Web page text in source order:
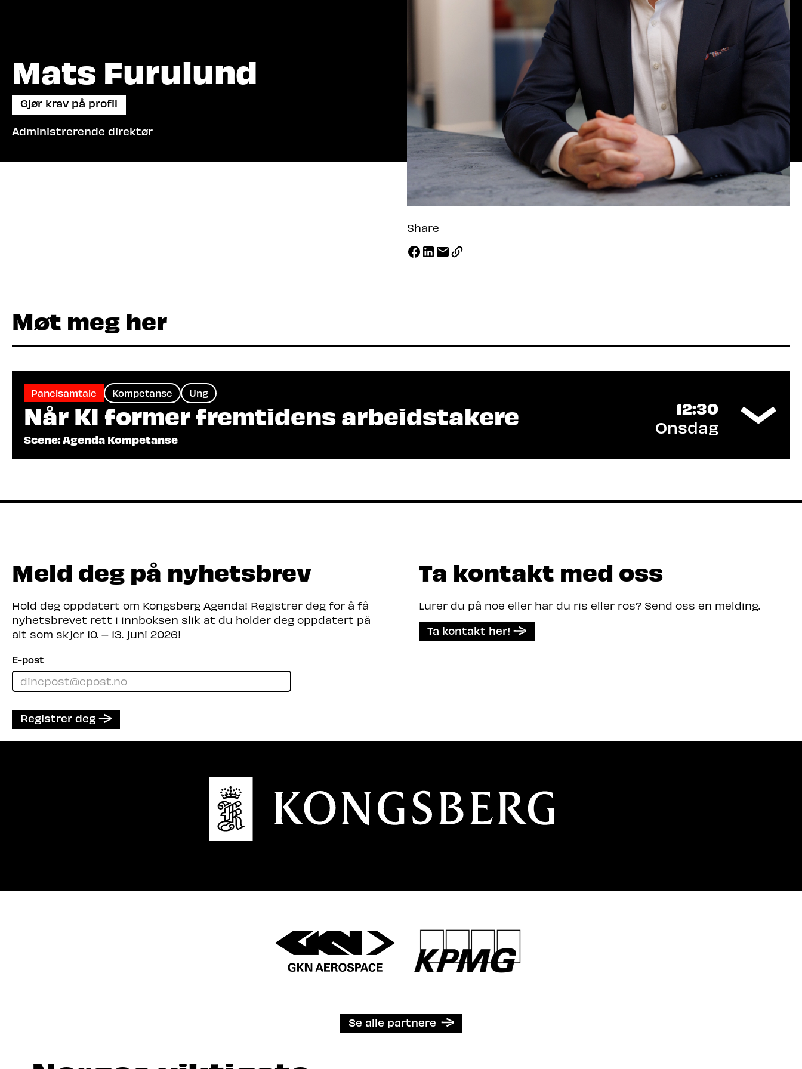
Mats Furulund
Gjør krav på profil
Administrerende direktør
Share
Møt meg her
Panelsamtale Kompetanse Ung
Når KI former fremtidens arbeidstakere
Scene: Agenda Kompetanse
12:30
Onsdag
Meld deg på nyhetsbrev
Hold deg oppdatert om Kongsberg Agenda! Registrer deg for å få
nyhetsbrevet rett i innboksen slik at du holder deg oppdatert på
alt som skjer 10. – 13. juni 2026!
E-post
Registrer deg
Ta kontakt med oss
Lurer du på noe eller har du ris eller ros? Send oss en melding.
Ta kontakt her!
Se alle partnere